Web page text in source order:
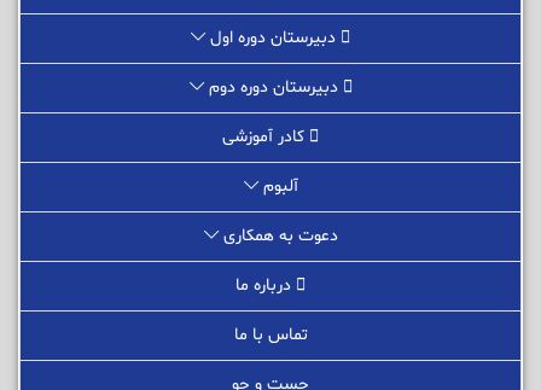
دبیرستان دوره اول
دبیرستان دوره دوم
کادر آموزشی
آلبوم
دعوت به همکاری
درباره ما
تماس با ما
جست و جو